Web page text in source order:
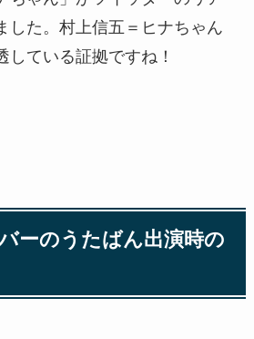
した。村上信五＝ヒナちゃん
している証拠ですね！
ーのうたばん出演時の